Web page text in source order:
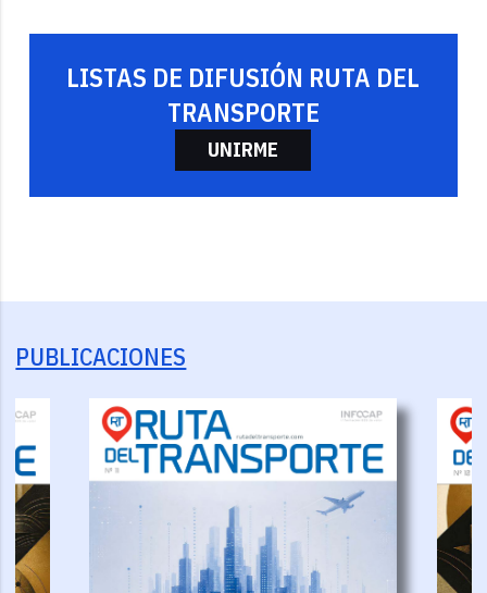
LISTAS DE DIFUSIÓN RUTA DEL
TRANSPORTE
UNIRME
PUBLICACIONES